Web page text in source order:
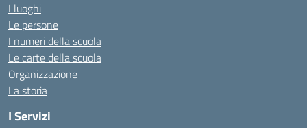
I luoghi
Le persone
I numeri della scuola
Le carte della scuola
Organizzazione
La storia
I Servizi